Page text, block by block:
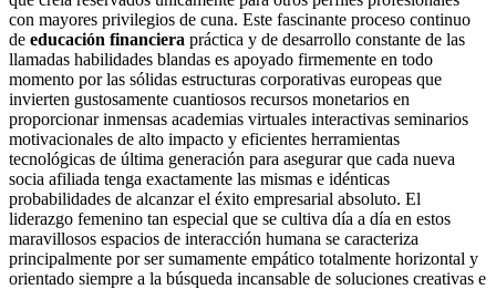
con mayores privilegios de cuna. Este fascinante proceso continuo
de educación financiera práctica y de desarrollo constante de las
llamadas habilidades blandas es apoyado firmemente en todo
momento por las sólidas estructuras corporativas europeas que
invierten gustosamente cuantiosos recursos monetarios en
proporcionar inmensas academias virtuales interactivas seminarios
motivacionales de alto impacto y eficientes herramientas
tecnológicas de última generación para asegurar que cada nueva
socia afiliada tenga exactamente las mismas e idénticas
probabilidades de alcanzar el éxito empresarial absoluto. El
liderazgo femenino tan especial que se cultiva día a día en estos
maravillosos espacios de interacción humana se caracteriza
principalmente por ser sumamente empático totalmente horizontal y
orientado siempre a la búsqueda incansable de soluciones creativas e